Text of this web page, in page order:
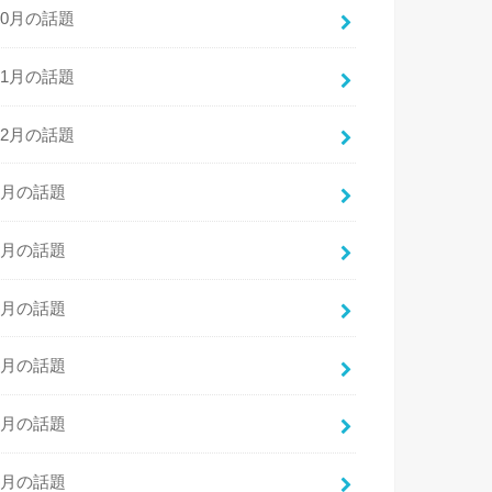
月の話題
月の話題
月の話題
の話題
の話題
の話題
の話題
の話題
の話題